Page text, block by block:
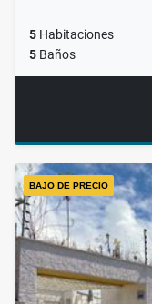
5 Habitaciones
5 Baños
BAJO DE PRECIO